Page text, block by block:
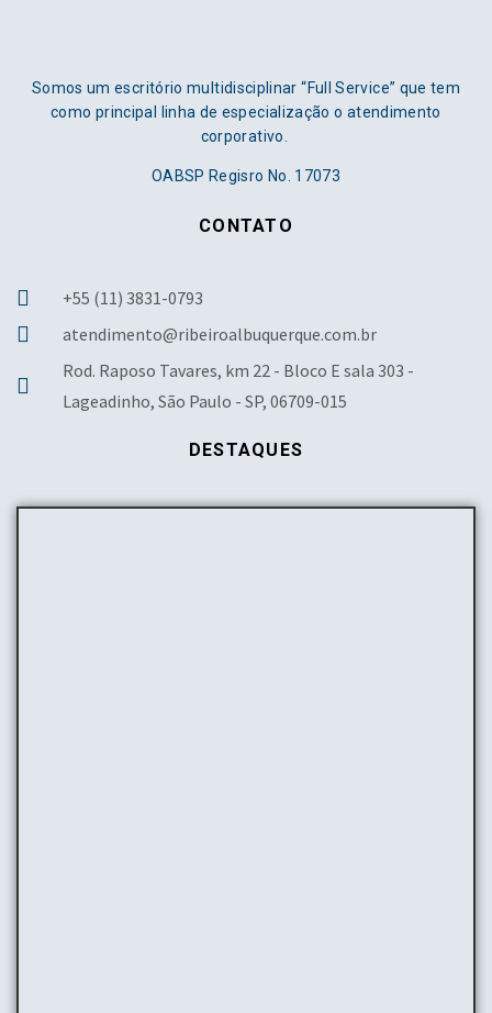
Somos um escritório multidisciplinar “Full Service” que tem
como principal linha de especialização o atendimento
corporativo.
OABSP Regisro No. 17073
CONTATO
+55 (11) 3831-0793
atendimento@ribeiroalbuquerque.com.br
Rod. Raposo Tavares, km 22 - Bloco E sala 303 -
Lageadinho, São Paulo - SP, 06709-015
DESTAQUES